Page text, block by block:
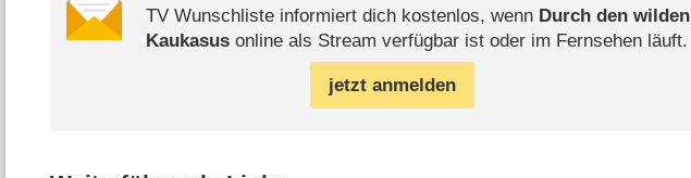
TV Wunschliste informiert dich kostenlos, wenn Durch den wilden
Kaukasusonline als Stream verfügbar ist oder im Fernsehen läuft.
jetzt anmelden